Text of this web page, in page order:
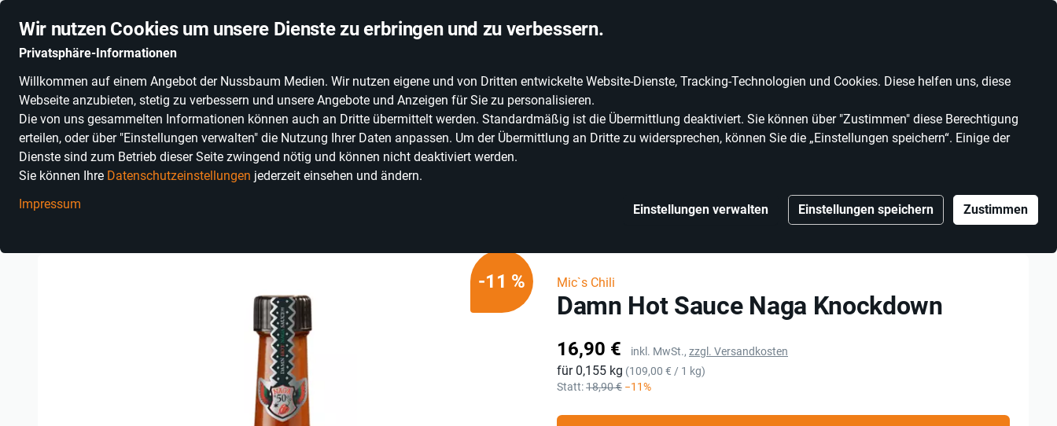
Wir nutzen Cookies um unsere Dienste zu erbringen und zu verbessern.
Privatsphäre-Informationen
Willkommen auf einem Angebot der Nussbaum Medien. Wir nutzen eigene und von Dritten entwickelte Website-Dienste, Tracking-Technologien und Cookies. Diese helfen uns, diese
Webseite anzubieten, stetig zu verbessern und unsere Angebote und Anzeigen für Sie zu personalisieren.
Die von uns gesammelten Informationen können auch an Dritte übermittelt werden. Standardmäßig ist die Übermittlung deaktiviert. Sie können über "Zustimmen" diese Berechtigung
erteilen, oder über "Einstellungen verwalten" die Nutzung Ihrer Daten anpassen. Um der Übermittlung an Dritte zu widersprechen, können Sie die „Einstellungen speichern“. Einige der
Dienste sind zum Betrieb dieser Seite zwingend nötig und können nicht deaktiviert werden.
Sie können Ihre Datenschutzeinstellungen jederzeit einsehen und ändern.
Impressum
Einstellungen verwalten Einstellungen speichern Zustimmen
PRODUKTKATEGORIEN SONNENGLAS® ALKOHOLFREIE WEINE ERLEBNISWELT WEINWELT
Mic`s Chili
Damn Hot Sauce Naga Knockdown
Preis
16,90 € inkl. MwSt., zzgl. Versandkosten
für 0,155 kg Grundpreis
(109,00 € / 1 kg)
Statt:18,90 € −11%
-11 %